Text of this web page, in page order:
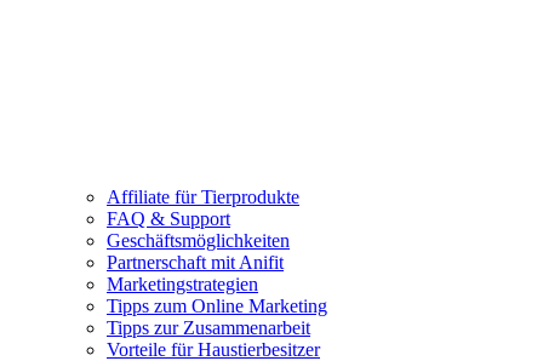
Affiliate für Tierprodukte
FAQ & Support
Geschäftsmöglichkeiten
Partnerschaft mit Anifit
Marketingstrategien
Tipps zum Online Marketing
Tipps zur Zusammenarbeit
Vorteile für Haustierbesitzer